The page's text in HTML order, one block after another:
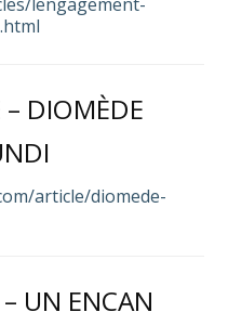
– DIOMÈDE
article/diomede-
UN ENCAN